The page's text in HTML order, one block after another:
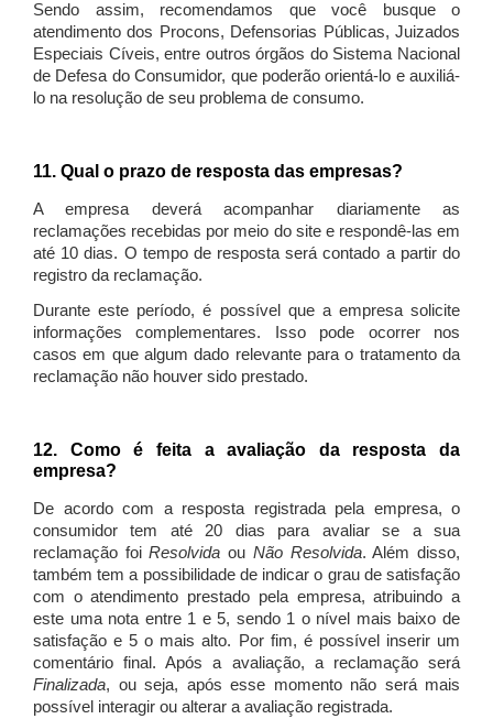
Sendo assim, recomendamos que você busque o
atendimento dos Procons, Defensorias Públicas, Juizados
Especiais Cíveis, entre outros órgãos do Sistema Nacional
de Defesa do Consumidor, que poderão orientá-lo e auxiliá-
lo na resolução de seu problema de consumo.
11. Qual o prazo de resposta das empresas?
A empresa deverá acompanhar diariamente as
reclamações recebidas por meio do site e respondê-las em
até 10 dias. O tempo de resposta será contado a partir do
registro da reclamação.
Durante este período, é possível que a empresa solicite
informações complementares. Isso pode ocorrer nos
casos em que algum dado relevante para o tratamento da
reclamação não houver sido prestado.
12. Como é feita a avaliação da resposta da
empresa?
De acordo com a resposta registrada pela empresa, o
consumidor tem até 20 dias para avaliar se a sua
reclamação foiResolvida ou Não Resolvida. Além disso,
também tem a possibilidade de indicar o grau de satisfação
com o atendimento prestado pela empresa, atribuindo a
este uma nota entre 1 e 5, sendo 1 o nível mais baixo de
satisfação e 5 o mais alto. Por fim, é possível inserir um
comentário final. Após a avaliação, a reclamação será
Finalizada, ou seja, após esse momento não será mais
possível interagir ou alterar a avaliação registrada.